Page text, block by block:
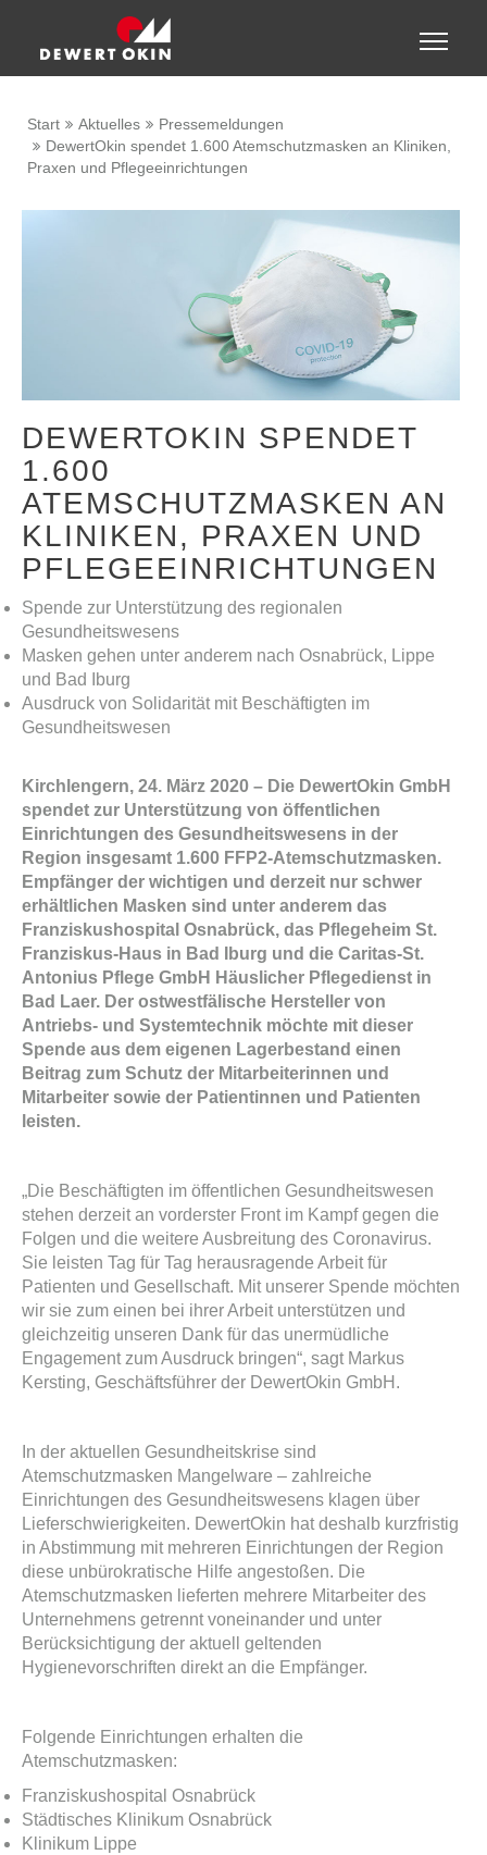
Toggle
Start Aktuelles
Pressemeldungen
DewertOkin spendet 1.600 Atemschutzmasken an Kliniken,
Praxen und Pflegeeinrichtungen
DEWERTOKIN SPENDET
1.600
ATEMSCHUTZMASKEN AN
KLINIKEN, PRAXEN UND
PFLEGEEINRICHTUNGEN
Spende zur Unterstützung des regionalen
Gesundheitswesens
Masken gehen unter anderem nach Osnabrück, Lippe
und Bad Iburg
Ausdruck von Solidarität mit Beschäftigten im
Gesundheitswesen
Kirchlengern, 24. März 2020 – Die DewertOkin GmbH
spendet zur Unterstützung von öffentlichen
Einrichtungen des Gesundheitswesens in der
Region insgesamt 1.600 FFP2-Atemschutzmasken.
Empfänger der wichtigen und derzeit nur schwer
erhältlichen Masken sind unter anderem das
Franziskushospital Osnabrück, das Pflegeheim St.
Franziskus-Haus in Bad Iburg und die Caritas-St.
Antonius Pflege GmbH Häuslicher Pflegedienst in
Bad Laer. Der ostwestfälische Hersteller von
Antriebs- und Systemtechnik möchte mit dieser
Spende aus dem eigenen Lagerbestand einen
Beitrag zum Schutz der Mitarbeiterinnen und
Mitarbeiter sowie der Patientinnen und Patienten
leisten.
„Die Beschäftigten im öffentlichen Gesundheitswesen
stehen derzeit an vorderster Front im Kampf gegen die
Folgen und die weitere Ausbreitung des Coronavirus.
Sie leisten Tag für Tag herausragende Arbeit für
Patienten und Gesellschaft. Mit unserer Spende möchten
wir sie zum einen bei ihrer Arbeit unterstützen und
gleichzeitig unseren Dank für das unermüdliche
Engagement zum Ausdruck bringen“, sagt Markus
Kersting, Geschäftsführer der DewertOkin GmbH.
In der aktuellen Gesundheitskrise sind
Atemschutzmasken Mangelware – zahlreiche
Einrichtungen des Gesundheitswesens klagen über
Lieferschwierigkeiten. DewertOkin hat deshalb kurzfristig
in Abstimmung mit mehreren Einrichtungen der Region
diese unbürokratische Hilfe angestoßen. Die
Atemschutzmasken lieferten mehrere Mitarbeiter des
Unternehmens getrennt voneinander und unter
Berücksichtigung der aktuell geltenden
Hygienevorschriften direkt an die Empfänger.
Folgende Einrichtungen erhalten die
Atemschutzmasken:
Franziskushospital Osnabrück
Städtisches Klinikum Osnabrück
Klinikum Lippe